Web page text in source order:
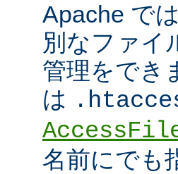
Apache で
別なファイ
管理をでき
は
名前にでも